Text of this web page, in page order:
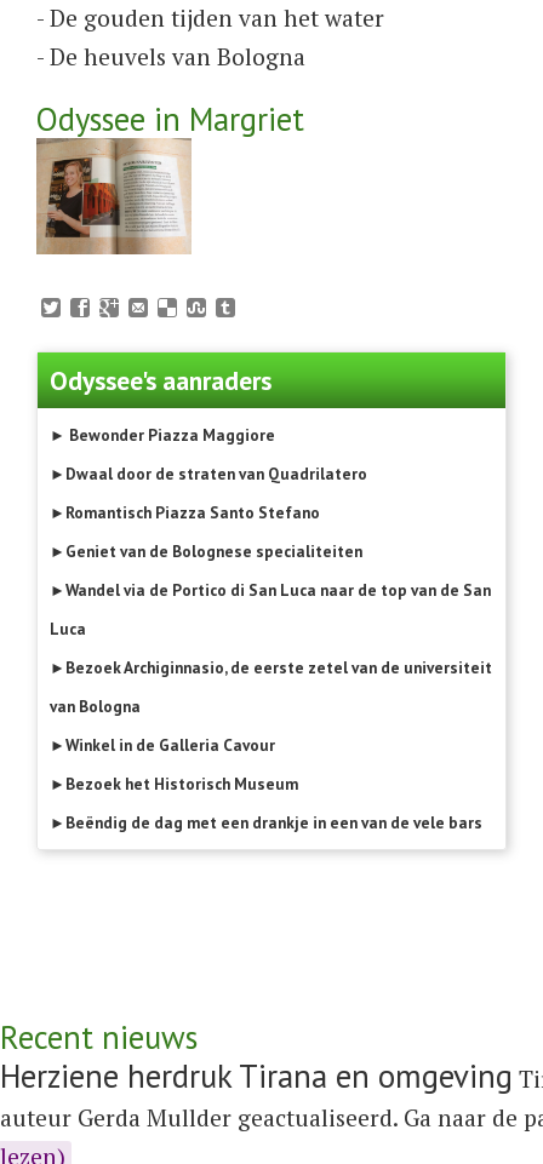
Odyssee's aanraders
► Bewonder Piazza Maggiore
►Dwaal door de straten van Quadrilatero
►Romantisch Piazza Santo Stefano
►Geniet van de Bolognese specialiteiten
►Wandel via de Portico di San Luca naar de top van de San
Luca
►Bezoek Archiginnasio, de eerste zetel van de universiteit
van Bologna
►Winkel in de Galleria Cavour
►Bezoek het Historisch Museum
►Beëndig de dag met een drankje in een van de vele bars
- De gouden tijden van het water
- De heuvels van Bologna
Odyssee in Margriet
Recent nieuws
Herziene herdruk Tirana en omgeving
auteur Gerda Mullder geactualiseerd. Ga naar de
lezen)